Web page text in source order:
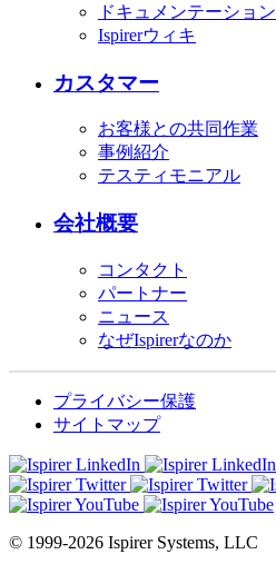
ドキュメンテーション
Ispirerウィキ
カスタマー
お客様との共同作業
事例紹介
テスティモニアル
会社概要
コンタクト
パートナー
ニュース
なぜIspirerなのか
プライバシー保護
サイトマップ
© 1999-2026 Ispirer Systems, LLC